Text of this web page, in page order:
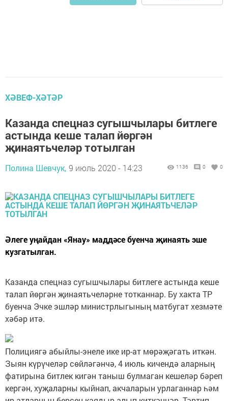
ХӘВЕФ-ХӘТӘР
Казанда спецназ сугышчылары битлеге
астында кеше талап йөргән
җинаятьчеләр тотылган
Полина Шевчук, 9 июль 2020 - 14:23 1136 0 0
Әлеге уңайдан «Янау» маддәсе буенча җинаять эше
кузгатылган.
Казанда спецназ сугышчылары битлеге астында кеше
талап йөргән җинаятьчеләрне тотканнар. Бу хакта ТР
буенча Эчке эшләр министрлыгының матбугат хезмәте
хәбәр итә.
Полициягә абыйлы-энеле ике ир-ат мөрәҗәгать иткән.
Зыян күрүчеләр сөйләгәнчә, 4 июль кичендә аларның
фатирына битлек кигән таныш булмаган кешеләр бәреп
кергән, хуҗаларны кыйнап, акчаларын урлаганнар һәм